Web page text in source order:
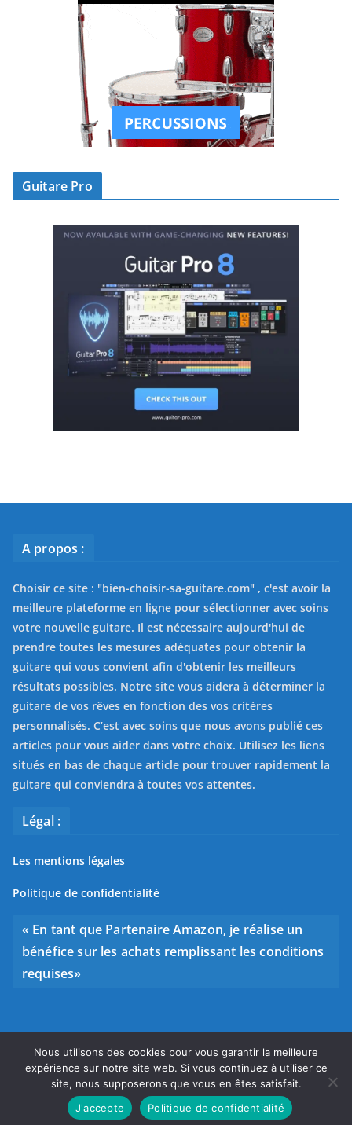
Guitare Pro
A propos :
Choisir ce site : "bien-choisir-sa-guitare.com" , c'est avoir la
meilleure plateforme en ligne pour sélectionner avec soins
votre nouvelle guitare. Il est nécessaire aujourd'hui de
prendre toutes les mesures adéquates pour obtenir la
guitare qui vous convient afin d'obtenir les meilleurs
résultats possibles. Notre site vous aidera à déterminer la
guitare de vos rêves en fonction des vos critères
personnalisés. C’est avec soins que nous avons publié ces
articles pour vous aider dans votre choix. Utilisez les liens
situés en bas de chaque article pour trouver rapidement la
guitare qui conviendra à toutes vos attentes.
Légal :
Les mentions légales
Politique de confidentialité
« En tant que Partenaire Amazon, je réalise un
bénéfice sur les achats remplissant les conditions
requises»
Copyright © 2026 Bien choisir sa guitare. Tous droits
réservés.
ColorMagpar ThemeGrill. Propulsé parWordPress
Nous utilisons des cookies pour vous garantir la meilleure
expérience sur notre site web. Si vous continuez à utiliser ce
site, nous supposerons que vous en êtes satisfait.
J'accepte
Politique de confidentialité